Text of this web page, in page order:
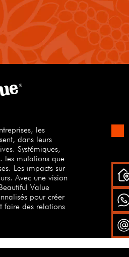
les
dans leurs
Systémiques,
les mutations que
Les impacts sur
Avec une vision
Value
pour créer
faire des relations